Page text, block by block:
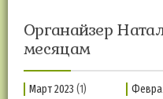
Органайзер
месяцам
Март 2023 (1)